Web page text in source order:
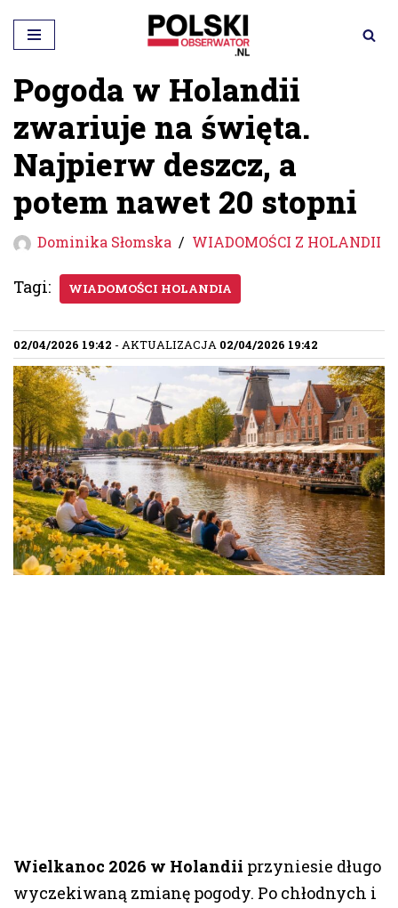
Przejdź
do
treści
Pogoda w Holandii
zwariuje na święta.
Najpierw deszcz, a
potem nawet 20 stopni
Dominika Słomska WIADOMOŚCI Z HOLANDII
Tagi: WIADOMOŚCI HOLANDIA
02/04/2026 19:42 - AKTUALIZACJA 02/04/2026 19:42
Wielkanoc 2026 w Holandii przyniesie długo
wyczekiwaną zmianę pogody. Po chłodnych i